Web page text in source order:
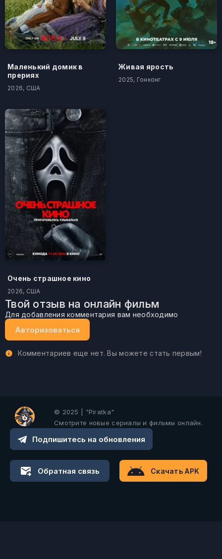
Маленький домик в
прериях
2026, США
Живая ярость
2025, Гонконг
Очень страшное кино
2026, США
Твой отзыв на онлайн фильм
Для добавления комментария вам необходимо
Авторизоваться
Комментариев еще нет. Вы можете стать первым!
© 2025 | "Piratka"
Смотрите новые сериалы и фильмы онлайн.
Подпишитесь на обновления
Обратная связь Скачать APK